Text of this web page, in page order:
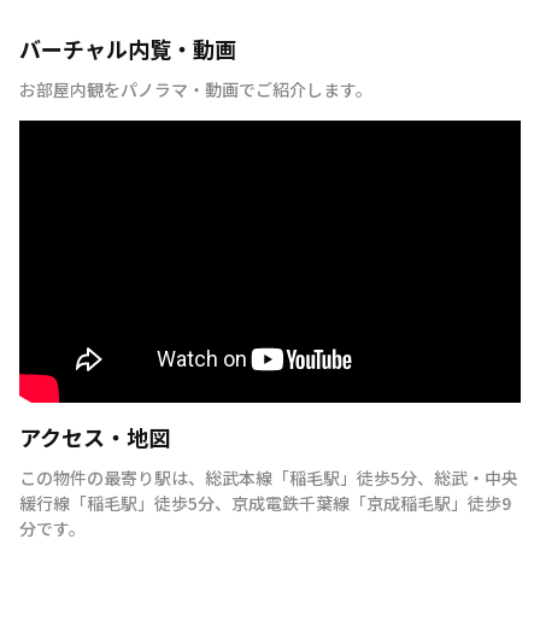
バーチャル内覧・動画
お部屋内観をパノラマ・動画でご紹介します。
アクセス・地図
この物件の最寄り駅は、 総武本線 「稲毛駅 」 徒歩5分、 総武・中央
緩行線 「稲毛駅 」 徒歩5分、 京成電鉄千葉線 「京成稲毛駅 」 徒歩9
分です。